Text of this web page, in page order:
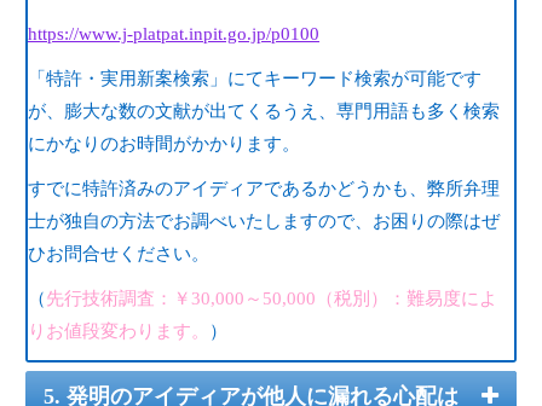
https://www.j-platpat.inpit.go.jp/p0100
「特許・実用新案検索」にてキーワード検索が可能です
が、膨大な数の文献が出てくるうえ、専門用語も多く検索
にかなりのお時間がかかります。
すでに特許済みのアイディアであるかどうかも、弊所弁理
士が独自の方法でお調べいたしますので、お困りの際はぜ
ひお問合せください。
（先行技術調査：￥30,000～50,000（税別）：難易度によ
りお値段変わります。
）
5. 発明のアイディアが他人に漏れる心配は